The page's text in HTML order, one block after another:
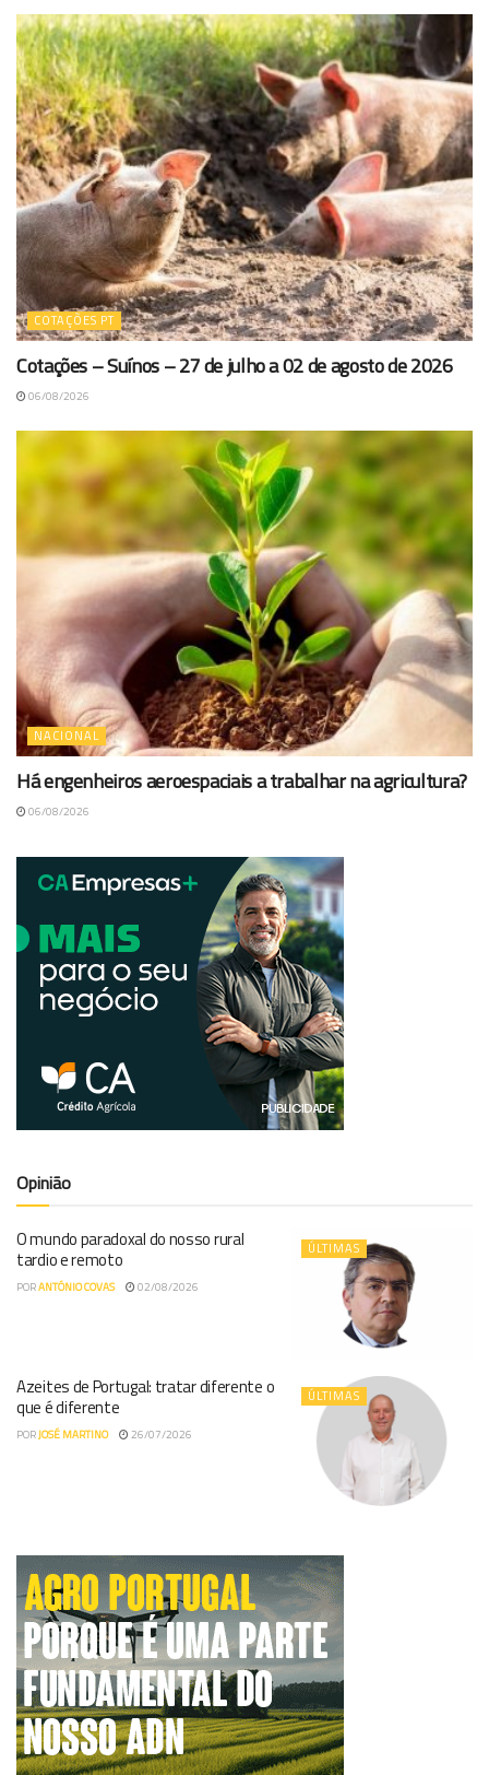
COTAÇÕES PT
Cotações – Suínos – 27 de julho a 02 de agosto de 2026
06/08/2026
NACIONAL
Há engenheiros aeroespaciais a trabalhar na agricultura?
06/08/2026
Opinião
ÚLTIMAS
O mundo paradoxal do nosso rural
tardio e remoto
PORANTÓNIO COVAS 02/08/2026
ÚLTIMAS
Azeites de Portugal: tratar diferente o
que é diferente
PORJOSÉ MARTINO 26/07/2026